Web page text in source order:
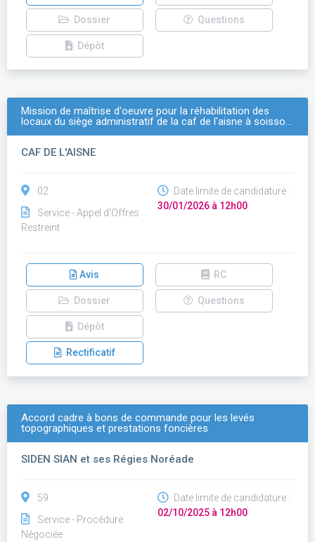
Dossier Questions
Dépôt
Mission de maîtrise d'oeuvre pour la réhabilitation des
locaux du siège administratif de la caf de l'aisne à soisso…
CAF DE L'AISNE
02
Service - Appel d'Offres
Restreint
Date limite de candidature :
30/01/2026 à 12h00
Avis RC
Dossier Questions
Dépôt
Rectificatif
Accord cadre à bons de commande pour les levés
topographiques et prestations foncières
SIDEN SIAN et ses Régies Noréade
59
Service - Procédure
Négociée
Date limite de candidature :
02/10/2025 à 12h00